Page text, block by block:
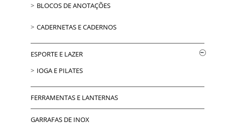
BLOCOS DE ANOTAÇÕES
CADERNETAS E CADERNOS
ESPORTE E LAZER
IOGA E PILATES
FERRAMENTAS E LANTERNAS
GARRAFAS DE INOX